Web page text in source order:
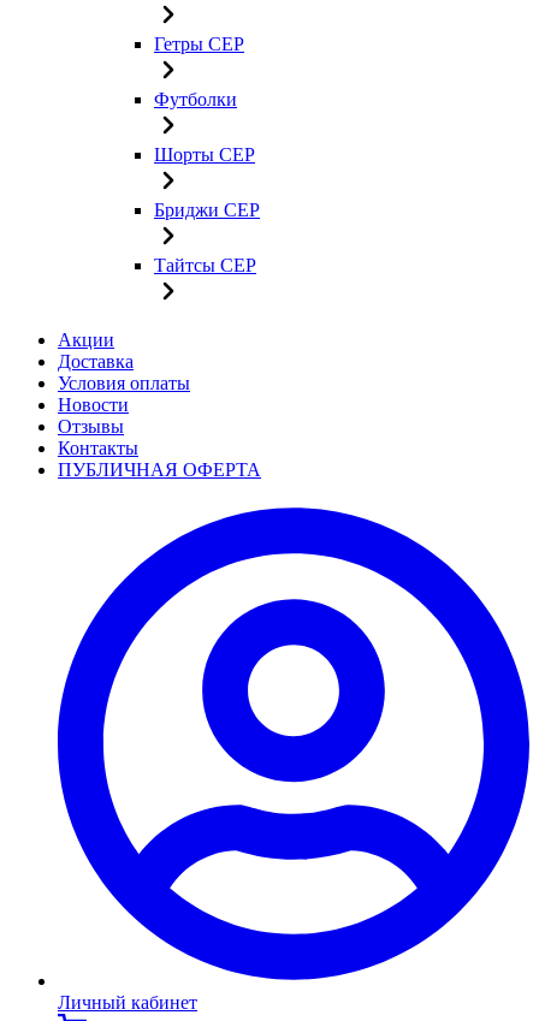
Гетры CEP
Футболки
Шорты CEP
Бриджи CEP
Тайтсы CEP
Акции
Доставка
Условия оплаты
Новости
Отзывы
Контакты
ПУБЛИЧНАЯ ОФЕРТА
Личный кабинет